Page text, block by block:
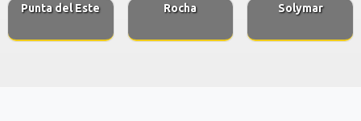
Punta del Este Rocha Solymar